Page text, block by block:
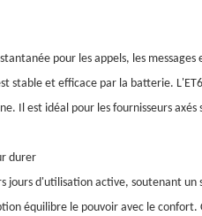
pour les appels, les
stable et efficace par la batterie.
Il est idéal pour les fournisseurs axés
durer
d'utilisation active, soutenant un
équilibre le pouvoir avec le